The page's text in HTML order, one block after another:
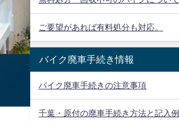
ご要望があれば有料処分も対応。
バイク廃車手続き情報
バイク廃車手続きの注意事項
千葉・原付の廃車手続き方法と記入例